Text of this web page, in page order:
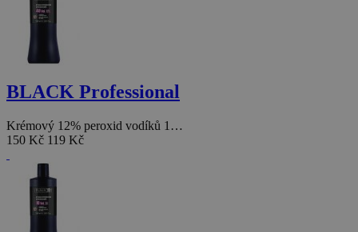
BLACK Professional
Krémový 12% peroxid vodíků 1…
150 Kč 119 Kč